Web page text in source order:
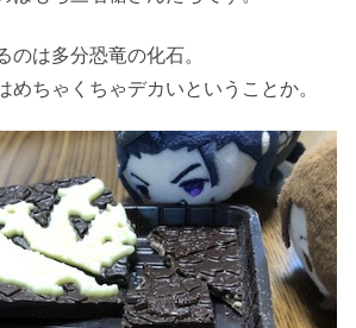
は多分恐竜の化石。
めちゃくちゃデカいということか。